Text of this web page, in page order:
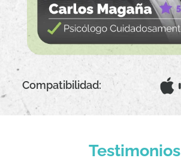
Compatibilidad:
Testimonios